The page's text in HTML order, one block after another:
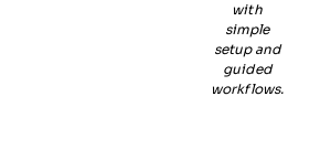
with
simple
setup and
guided
workflows.